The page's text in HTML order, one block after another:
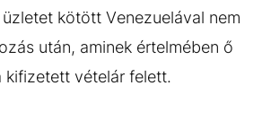
kötött Venezuelával nem
után, aminek értelmében ő
kifizetett vételár felett.